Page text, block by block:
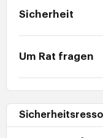
Sicherheit
Um Rat fragen